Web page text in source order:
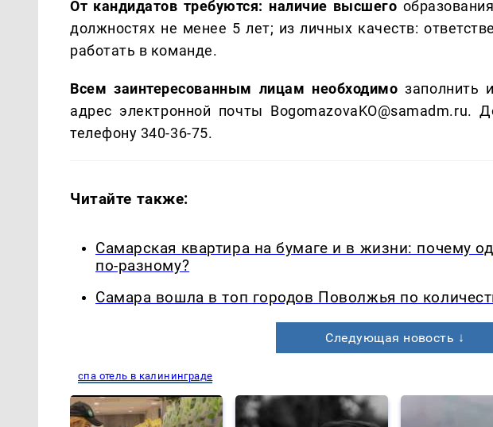
От кандидатов требуются: наличие высшего
должностях не менее 5 лет; из личных качеств:
работать в команде.
Всем заинтересованным лицам необходимо заполнить
адрес электронной почты BogomazovaKO@samadm.ru.
телефону 340-36-75.
Читайте также:
Самарская квартира на бумаге и в жизни: почему
по-разному?
Самара вошла в топ городов Поволжья по
Следующая новость ↓
спа отель в калининграде